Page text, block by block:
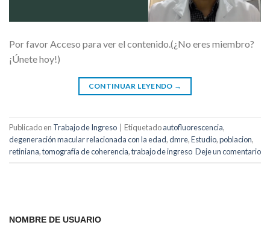
Por favor Acceso para ver el contenido.(¿No eres miembro?
¡Únete hoy!)
CONTINUAR LEYENDO →
Publicado en Trabajo de Ingreso Etiquetadoautofluorescencia,
degeneración macular relacionada con la edad,dmre,Estudio,poblacion,
retiniana,tomografía de coherencia,trabajo de ingreso Deje un comentario
NOMBRE DE USUARIO